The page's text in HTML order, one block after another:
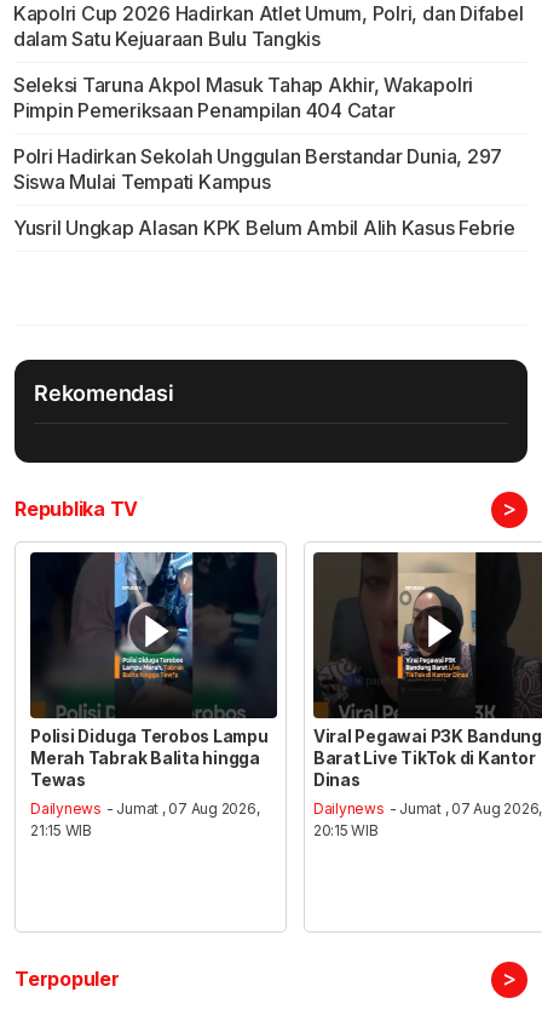
Kapolri Cup 2026 Hadirkan Atlet Umum, Polri, dan Difabel
dalam Satu Kejuaraan Bulu Tangkis
Seleksi Taruna Akpol Masuk Tahap Akhir, Wakapolri
Pimpin Pemeriksaan Penampilan 404 Catar
Polri Hadirkan Sekolah Unggulan Berstandar Dunia, 297
Siswa Mulai Tempati Kampus
Yusril Ungkap Alasan KPK Belum Ambil Alih Kasus Febrie
Rekomendasi
Republika TV >
Polisi Diduga Terobos Lampu
Merah Tabrak Balita hingga
Tewas
Dailynews - Jumat , 07 Aug 2026,
21:15 WIB
Viral Pegawai P3K Bandung
Barat Live TikTok di Kantor
Dinas
Dailynews - Jumat , 07 Aug 2026,
20:15 WIB
Terpopuler >